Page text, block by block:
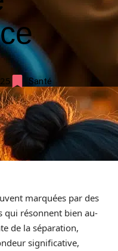
Santé
marquées par des
qui résonnent bien au-
de la séparation,
significative,